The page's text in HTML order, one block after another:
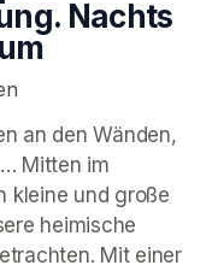
Nachts
an den Wänden,
Mitten im
kleine und große
heimische
Mit einer